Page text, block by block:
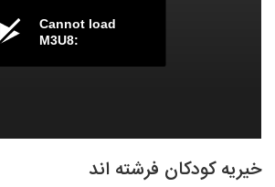
Cannot load
M3U8:
خیریه کودکان فرشته اند